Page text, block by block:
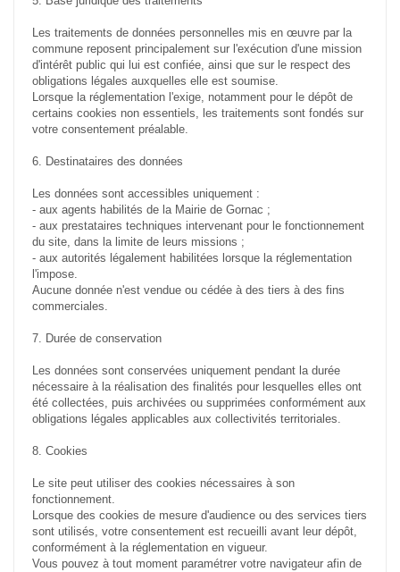
Les traitements de données personnelles mis en œuvre par la
commune reposent principalement sur l'exécution d'une mission
d'intérêt public qui lui est confiée, ainsi que sur le respect des
obligations légales auxquelles elle est soumise.
Lorsque la réglementation l'exige, notamment pour le dépôt de
certains cookies non essentiels, les traitements sont fondés sur
votre consentement préalable.
6. Destinataires des données
Les données sont accessibles uniquement :
- aux agents habilités de la Mairie de Gornac ;
- aux prestataires techniques intervenant pour le fonctionnement
du site, dans la limite de leurs missions ;
- aux autorités légalement habilitées lorsque la réglementation
l'impose.
Aucune donnée n'est vendue ou cédée à des tiers à des fins
commerciales.
7. Durée de conservation
Les données sont conservées uniquement pendant la durée
nécessaire à la réalisation des finalités pour lesquelles elles ont
été collectées, puis archivées ou supprimées conformément aux
obligations légales applicables aux collectivités territoriales.
8. Cookies
Le site peut utiliser des cookies nécessaires à son
fonctionnement.
Lorsque des cookies de mesure d'audience ou des services tiers
sont utilisés, votre consentement est recueilli avant leur dépôt,
conformément à la réglementation en vigueur.
Vous pouvez à tout moment paramétrer votre navigateur afin de